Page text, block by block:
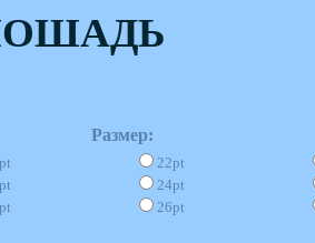
Размер:
22pt
24pt
26pt